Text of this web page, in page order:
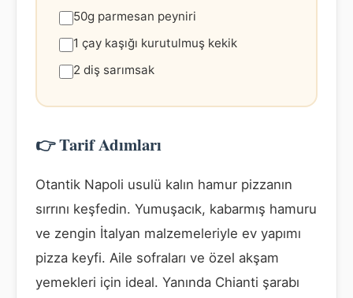
50g parmesan peyniri
1 çay kaşığı kurutulmuş kekik
2 diş sarımsak
👉 Tarif Adımları
Otantik Napoli usulü kalın hamur pizzanın
sırrını keşfedin. Yumuşacık, kabarmış hamuru
ve zengin İtalyan malzemeleriyle ev yapımı
pizza keyfi. Aile sofraları ve özel akşam
yemekleri için ideal. Yanında Chianti şarabı